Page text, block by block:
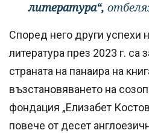
литература“,
Според него други успехи
литература през 2023 г. са
страната на панаира на
възстановяването на
фондация „Елизабет
повече от десет